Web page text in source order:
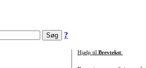
?
Hjælp til Brevtekst: